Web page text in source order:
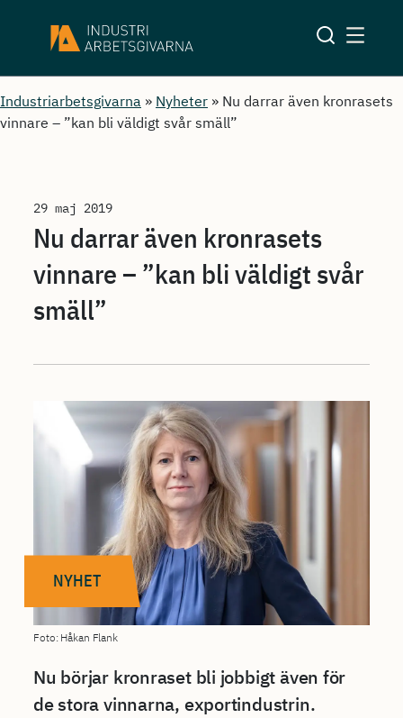
Industriarbetsgivarna » Nyheter » Nu darrar även kronrasets
vinnare – ”kan bli väldigt svår smäll”
29 maj 2019
Nu darrar även kronrasets
vinnare – ”kan bli väldigt svår
smäll”
NYHET
Foto: Håkan Flank
Nu börjar kronraset bli jobbigt även för
de stora vinnarna, exportindustrin.